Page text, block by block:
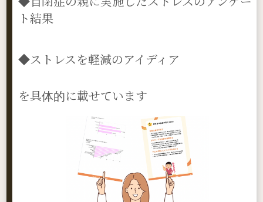
ト結果
◆ストレスを軽減のアイディア
を具体的に載せています